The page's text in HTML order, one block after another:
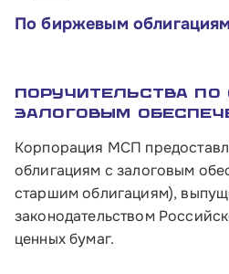
По биржевым облигациям
Поручительства по
залоговым
Корпорация МСП
облигациям с залоговым
старшим облигациям),
законодательством
ценных бумаг.